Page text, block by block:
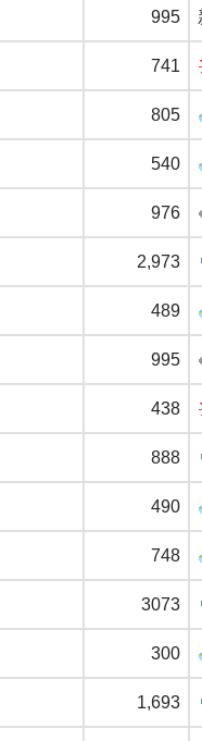
995
741
805
540
976
2,973
489
995
438
888
490
748
3073
300
1,693